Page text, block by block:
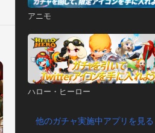
アニモ
ハロー・ヒーロー
他のガチャ実施中アプリを見る